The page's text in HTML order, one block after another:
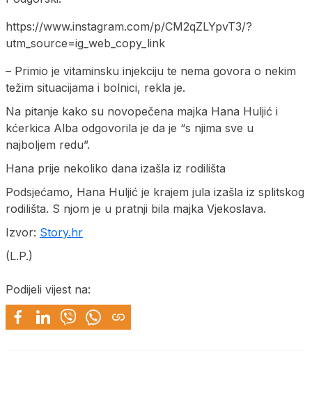
https://www.instagram.com/p/CM2qZLYpvT3/?
utm_source=ig_web_copy_link
– Primio je vitaminsku injekciju te nema govora o nekim
težim situacijama i bolnici, rekla je.
Na pitanje kako su novopečena majka Hana Huljić i
kćerkica Alba odgovorila je da je “s njima sve u
najboljem redu”.
Hana prije nekoliko dana izašla iz rodilišta
Podsjećamo, Hana Huljić je krajem jula izašla iz splitskog
rodilišta. S njom je u pratnji bila majka Vjekoslava.
Izvor: Story.hr
(L.P.)
Podijeli vijest na: